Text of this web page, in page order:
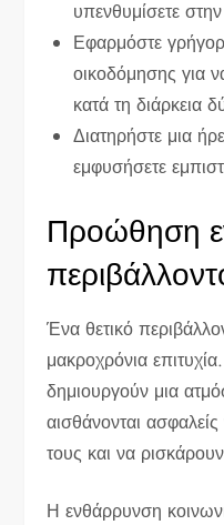
υπενθυμίσετε
Εφαρμόστε
οικοδόμησης για
κατά τη διάρκεια
Διατηρήστε μια
εμφυσήσετε
Προώθηση
Ένα θετικό
μακροχρόνια
δημιουργούν μια
αισθάνονται
τους και να
Η ενθάρρυνση